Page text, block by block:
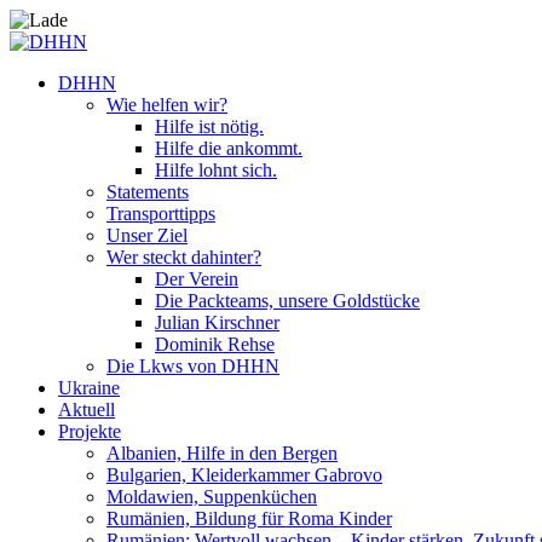
DHHN
Wie helfen wir?
Hilfe ist nötig.
Hilfe die ankommt.
Hilfe lohnt sich.
Statements
Transporttipps
Unser Ziel
Wer steckt dahinter?
Der Verein
Die Packteams, unsere Goldstücke
Julian Kirschner
Dominik Rehse
Die Lkws von DHHN
Ukraine
Aktuell
Projekte
Albanien, Hilfe in den Bergen
Bulgarien, Kleiderkammer Gabrovo
Moldawien, Suppenküchen
Rumänien, Bildung für Roma Kinder